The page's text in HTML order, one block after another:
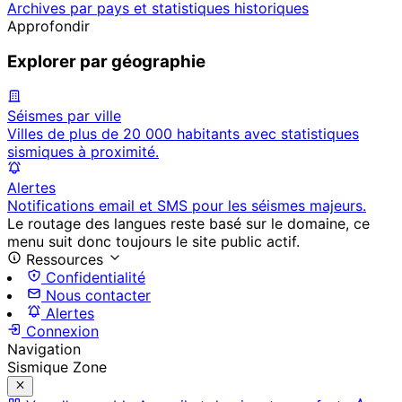
Archives par pays et statistiques historiques
Approfondir
Explorer par géographie
Séismes par ville
Villes de plus de 20 000 habitants avec statistiques
sismiques à proximité.
Alertes
Notifications email et SMS pour les séismes majeurs.
Le routage des langues reste basé sur le domaine, ce
menu suit donc toujours le site public actif.
Ressources
Confidentialité
Nous contacter
Alertes
Connexion
Navigation
Sismique Zone